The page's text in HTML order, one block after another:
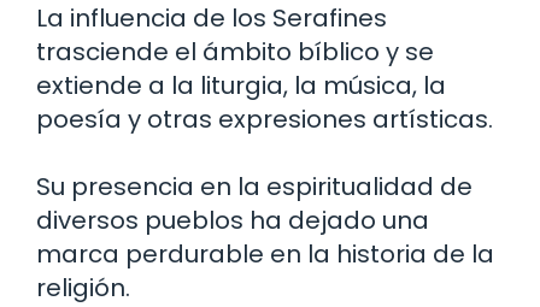
La influencia de los Serafines
trasciende el ámbito bíblico y se
extiende a la liturgia, la música, la
poesía y otras expresiones artísticas.
Su presencia en la espiritualidad de
diversos pueblos ha dejado una
marca perdurable en la historia de la
religión.